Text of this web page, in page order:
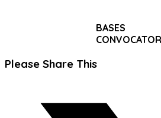
BASES
Please Share ThisCompartir